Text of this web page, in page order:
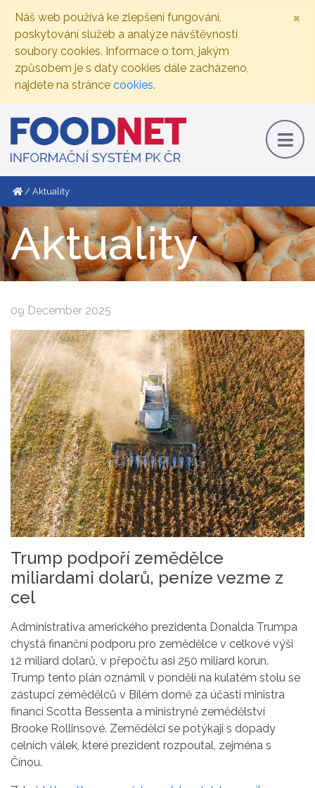
Náš web používá ke zlepšení fungování,
poskytování služeb a analýze návštěvnosti
soubory cookies. Informace o tom, jakým
způsobem je s daty cookies dále zacházeno,
najdete na stránce cookies.
×
Aktuality
Aktuality
09 December 2025
Trump podpoří zemědělce
miliardami dolarů, peníze vezme z
cel
Administrativa amerického prezidenta Donalda Trumpa
chystá finanční podporu pro zemědělce v celkové výši
12 miliard dolarů, v přepočtu asi 250 miliard korun.
Trump tento plán oznámil v pondělí na kulatém stolu se
zástupci zemědělců v Bílém domě za účasti ministra
financí Scotta Bessenta a ministryně zemědělství
Brooke Rollinsové. Zemědělci se potýkají s dopady
celních válek, které prezident rozpoutal, zejména s
Čínou.